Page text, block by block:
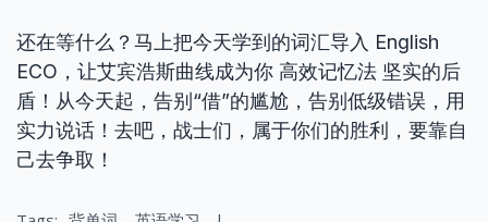
还在等什么？马上把今天学到的词汇导入 English
ECO，让艾宾浩斯曲线成为你 高效记忆法 坚实的后
盾！从今天起，告别“借”的尴尬，告别低级错误，用
实力说话！去吧，战士们，属于你们的胜利，要靠自
己去争取！